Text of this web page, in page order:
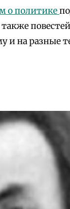
о политике
и на разные